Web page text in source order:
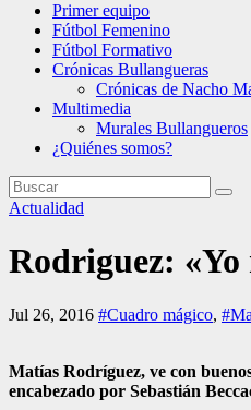
Primer equipo
Fútbol Femenino
Fútbol Formativo
Crónicas Bullangueras
Crónicas de Nacho
Multimedia
Murales Bullangueros
¿Quiénes somos?
Actualidad
Rodriguez:
Jul 26, 2016 #Cuadro mágico,
Matías Rodríguez, ve con
encabezado por Sebastián